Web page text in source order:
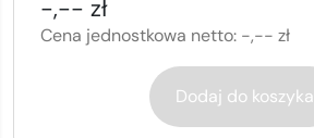
-,-- zł
Cena jednostkowa netto: -,-- zł
Dodaj do koszyka